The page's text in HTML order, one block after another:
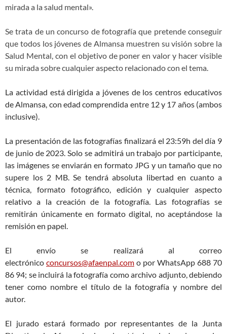
mirada a la salud mental».
Se trata de un concurso de fotografía que pretende conseguir
que todos los jóvenes de Almansa muestren su visión sobre la
Salud Mental, con el objetivo de poner en valor y hacer visible
su mirada sobre cualquier aspecto relacionado con el tema.
La actividad está dirigida a jóvenes de los centros educativos
de Almansa, con edad comprendida entre 12 y 17 años (ambos
inclusive).
La presentación de las fotografías finalizará el 23:59h del día 9
de junio de 2023. Solo se admitirá un trabajo por participante,
las imágenes se enviarán en formato JPG y un tamaño que no
supere los 2 MB. Se tendrá absoluta libertad en cuanto a
técnica, formato fotográfico, edición y cualquier aspecto
relativo a la creación de la fotografía. Las fotografías se
remitirán únicamente en formato digital, no aceptándose la
remisión en papel.
El envío se realizará al correo
electrónico concursos@afaenpal.com o por WhatsApp 688 70
86 94; se incluirá la fotografía como archivo adjunto, debiendo
tener como nombre el título de la fotografía y nombre del
autor.
El jurado estará formado por representantes de la Junta